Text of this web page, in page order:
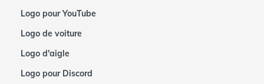
Logo pour YouTube
Logo de voiture
Logo d'aigle
Logo pour Discord